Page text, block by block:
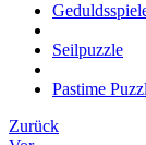
Seilpuzzle
Pastime
Zurück